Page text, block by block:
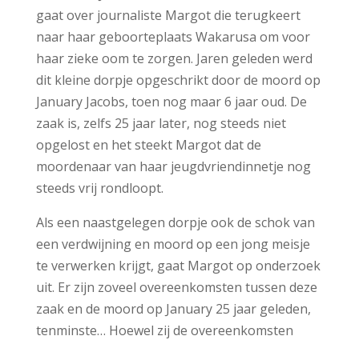
gaat over journaliste Margot die terugkeert
naar haar geboorteplaats Wakarusa om voor
haar zieke oom te zorgen. Jaren geleden werd
dit kleine dorpje opgeschrikt door de moord op
January Jacobs, toen nog maar 6 jaar oud. De
zaak is, zelfs 25 jaar later, nog steeds niet
opgelost en het steekt Margot dat de
moordenaar van haar jeugdvriendinnetje nog
steeds vrij rondloopt.
Als een naastgelegen dorpje ook de schok van
een verdwijning en moord op een jong meisje
te verwerken krijgt, gaat Margot op onderzoek
uit. Er zijn zoveel overeenkomsten tussen deze
zaak en de moord op January 25 jaar geleden,
tenminste… Hoewel zij de overeenkomsten